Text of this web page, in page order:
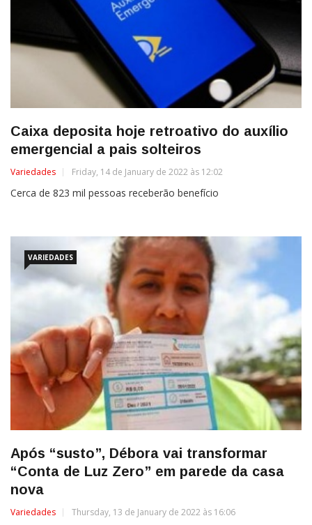
Caixa deposita hoje retroativo do auxílio
emergencial a pais solteiros
Variedades Friday, 14 de January de 2022 às 12:02
Cerca de 823 mil pessoas receberão benefício
VARIEDADES
Após “susto”, Débora vai transformar
“Conta de Luz Zero” em parede da casa
nova
Variedades Thursday, 13 de January de 2022 às 16:06